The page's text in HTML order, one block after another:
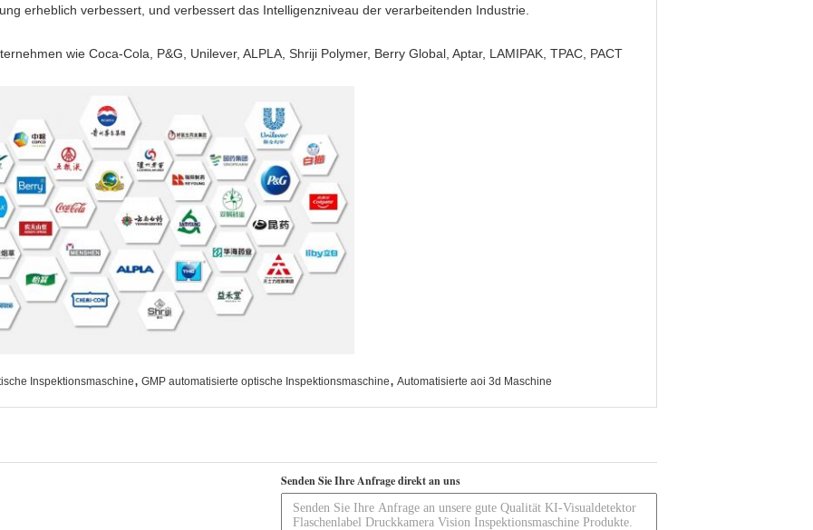
erheblich verbessert, und verbessert das Intelligenzniveau der verarbeitenden Industrie.
wie Coca-Cola, P&G, Unilever, ALPLA, Shriji Polymer, Berry Global, Aptar, LAMIPAK, TPAC, PACT
Inspektionsmaschine, GMP automatisierte optische Inspektionsmaschine, Automatisierte aoi 3d Maschine
Senden Sie Ihre Anfrage direkt an uns